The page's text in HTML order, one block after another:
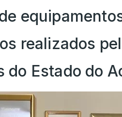
realizados
do Estado do